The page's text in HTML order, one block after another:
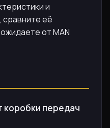
и
сравните её
от MAN
коробки передач